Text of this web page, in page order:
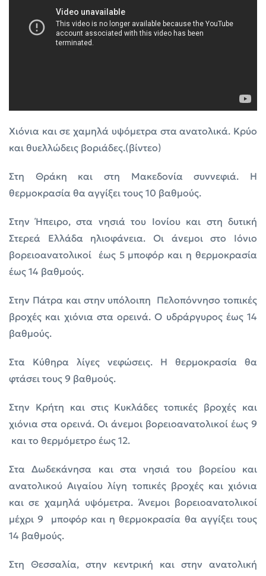
Χιόνια και σε χαμηλά υψόμετρα στα ανατολικά. Κρύο
και θυελλώδεις βοριάδες.(βίντεο)
Στη Θράκη και στη Μακεδονία συννεφιά. Η
θερμοκρασία θα αγγίξει τους 10 βαθμούς.
Στην Ήπειρο, στα νησιά του Ιονίου και στη δυτική
Στερεά Ελλάδα ηλιοφάνεια. Οι άνεμοι στο Ιόνιο
βορειοανατολικοί έως 5 μποφόρ και η θερμοκρασία
έως 14 βαθμούς.
Στην Πάτρα και στην υπόλοιπη Πελοπόννησο τοπικές
βροχές και χιόνια στα ορεινά. Ο υδράργυρος έως 14
βαθμούς.
Στα Κύθηρα λίγες νεφώσεις. Η θερμοκρασία θα
φτάσει τους 9 βαθμούς.
Στην Κρήτη και στις Κυκλάδες τοπικές βροχές και
χιόνια στα ορεινά. Οι άνεμοι βορειοανατολικοί έως 9
και το θερμόμετρο έως 12.
Στα Δωδεκάνησα και στα νησιά του βορείου και
ανατολικού Αιγαίου λίγη τοπικές βροχές και χιόνια
και σε χαμηλά υψόμετρα. Άνεμοι βορειοανατολικοί
μέχρι 9 μποφόρ και η θερμοκρασία θα αγγίξει τους
14 βαθμούς.
Στη Θεσσαλία, στην κεντρική και στην ανατολική